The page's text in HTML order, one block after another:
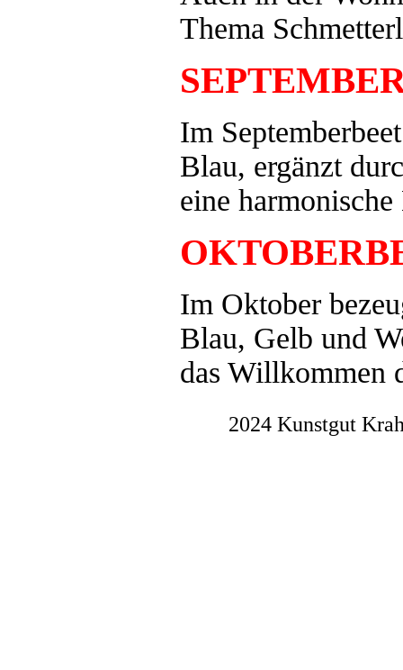
Thema
Im
Blau, ergänzt
eine
Im Oktober
Blau, Gelb und
das Willkommen
2024 Kunstgut